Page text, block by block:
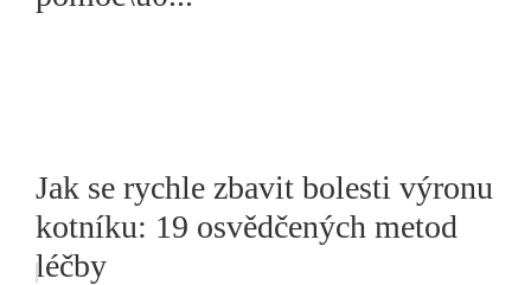
Jak se rychle zbavit bolesti výronu
kotníku: 19 osvědčených metod
léčby